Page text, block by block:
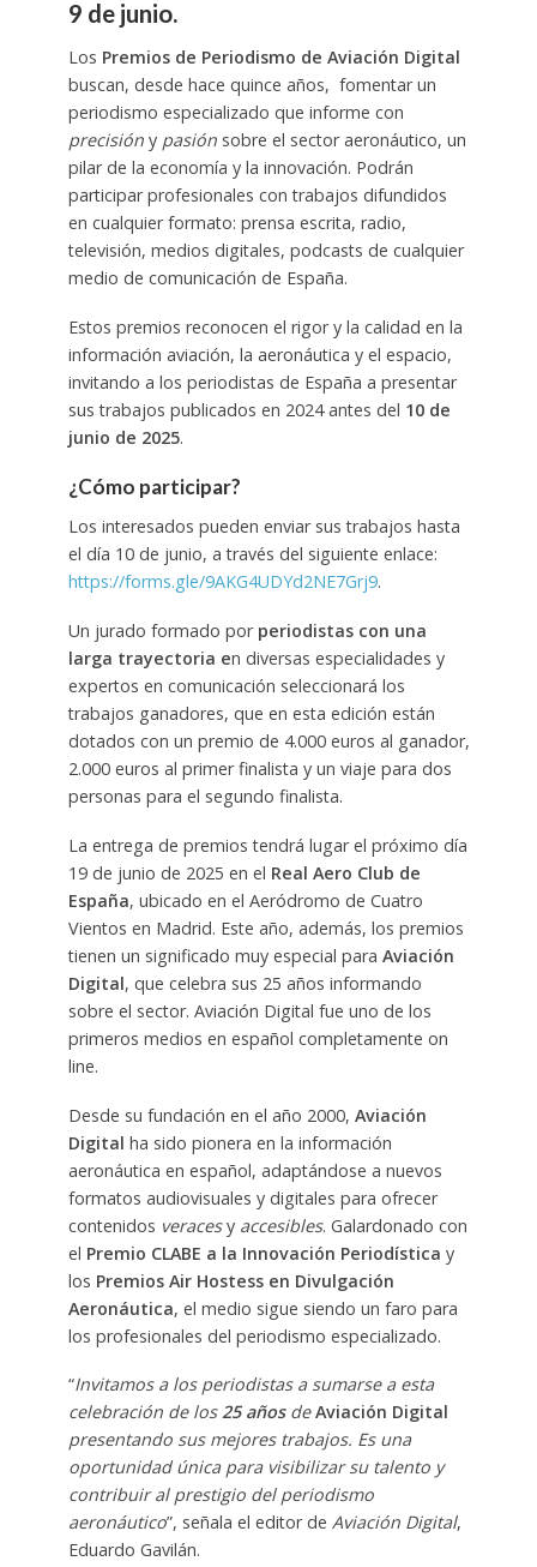
9 de junio.
Los Premios de Periodismo de Aviación Digital
buscan, desde hace quince años, fomentar un
periodismo especializado que informe con
precisión y pasión sobre el sector aeronáutico, un
pilar de la economía y la innovación. Podrán
participar profesionales con trabajos difundidos
en cualquier formato: prensa escrita, radio,
televisión, medios digitales, podcasts de cualquier
medio de comunicación de España.
Estos premios reconocen el rigor y la calidad en la
información aviación, la aeronáutica y el espacio,
invitando a los periodistas de España a presentar
sus trabajos publicados en 2024 antes del 10 de
junio de 2025.
¿Cómo participar?
Los interesados pueden enviar sus trabajos hasta
el día 10 de junio, a través del siguiente enlace:
https://forms.gle/9AKG4UDYd2NE7Grj9.
Un jurado formado porperiodistas con una
larga trayectoria en diversas especialidades y
expertos en comunicación seleccionará los
trabajos ganadores, que en esta edición están
dotados con un premio de 4.000 euros al ganador,
2.000 euros al primer finalista y un viaje para dos
personas para el segundo finalista.
La entrega de premios tendrá lugar el próximo día
19 de junio de 2025 en el Real Aero Club de
España, ubicado en el Aeródromo de Cuatro
Vientos en Madrid. Este año, además, los premios
tienen un significado muy especial para Aviación
Digital, que celebra sus 25 años informando
sobre el sector. Aviación Digital fue uno de los
primeros medios en español completamente on
line.
Desde su fundación en el año 2000, Aviación
Digital ha sido pionera en la información
aeronáutica en español, adaptándose a nuevos
formatos audiovisuales y digitales para ofrecer
contenidos veracesy accesibles. Galardonado con
el Premio CLABE a la Innovación Periodística y
los Premios Air Hostess en Divulgación
Aeronáutica, el medio sigue siendo un faro para
los profesionales del periodismo especializado.
“Invitamos a los periodistas a sumarse a esta
celebración de los25 años de Aviación Digital
presentando sus mejores trabajos. Es una
oportunidad única para visibilizar su talento y
contribuir al prestigio del periodismo
aeronáutico”, señala el editor de Aviación Digital,
Eduardo Gavilán.